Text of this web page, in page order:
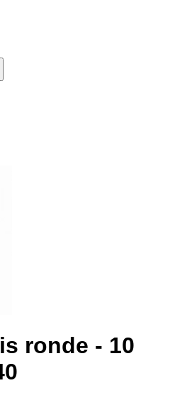
ronde - 10